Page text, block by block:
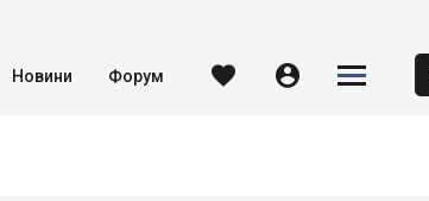
Новини Форум   

